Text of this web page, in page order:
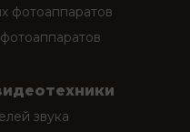
фотоаппаратов
звука